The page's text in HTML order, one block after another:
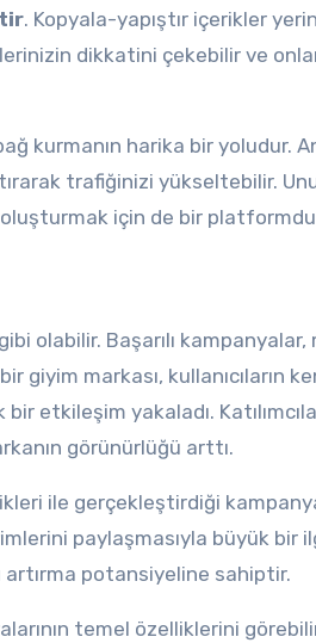
. Kopyala-yapıştır içerikler
dikkatini çekebilir ve
kurmanın harika bir yoludur.
trafiğinizi yükseltebilir.
için de bir
gibi olabilir. Başarılı
markası, kullanıcıların
etkileşim yakaladı.
görünürlüğü arttı.
ile gerçekleştirdiği
paylaşmasıyla büyük bir
potansiyeline sahiptir.
temel özelliklerini